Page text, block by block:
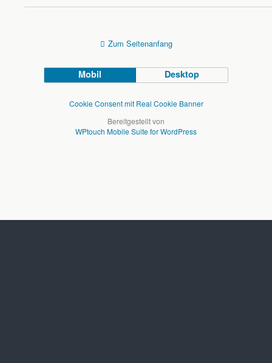
Zum Seitenanfang
Mobil Desktop
Cookie Consent mit Real Cookie Banner
Bereitgestellt von
WPtouch Mobile Suite for WordPress